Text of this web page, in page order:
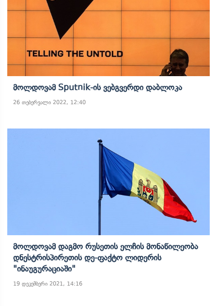
Მოლდოვამ Sputnik-Ის Ვებგვერდი Დაბლოკა
26 თებერვალი 2022, 12:40
Მოლდოვამ Დაგმო Რუსეთის Ელჩის Მონაწილეობა
Დნესტრისპირეთის Დე-Ფაქტო Ლიდერის
"ინაუგურაციაში"
19 დეკემბერი 2021, 14:16